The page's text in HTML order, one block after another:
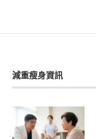
減重瘦身資訊